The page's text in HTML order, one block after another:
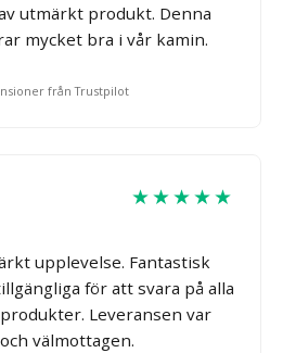
utmärkt produkt. Denna
mycket bra i vår kamin.
från Trustpilot
★★★★★
upplevelse. Fantastisk
för att svara på alla
Leveransen var
välmottagen.